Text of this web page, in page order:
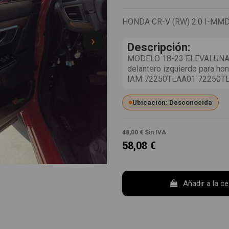
›
HONDA CR-V (RW) 2.0 I-
Descripción:
MODELO 18-23
delantero izquierdo para
IAM 72250TLAA01
Ubicación: Desconocida
48,00 € Sin IVA
58,08 €
Añadir a la